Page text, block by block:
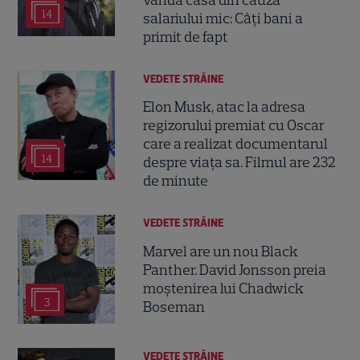
14
salariului mic: Câți bani a
primit de fapt
14
VEDETE STRĂINE
Elon Musk, atac la adresa
regizorului premiat cu Oscar
care a realizat documentarul
despre viața sa. Filmul are 232
de minute
3
VEDETE STRĂINE
Marvel are un nou Black
Panther. David Jonsson preia
moștenirea lui Chadwick
Boseman
VEDETE STRĂINE